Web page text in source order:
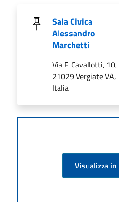
Sala Civica
Alessandro
Marchetti
Via F. Cavallotti, 10,
21029 Vergiate VA,
Italia
Visualizza